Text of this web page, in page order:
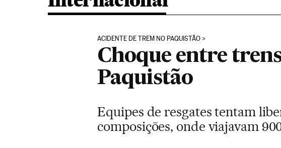
ACIDENTE DE TREM NO PAQUISTÃO
Choque entre
Paquistão
Equipes de resgates tentam
composições, onde viajavam